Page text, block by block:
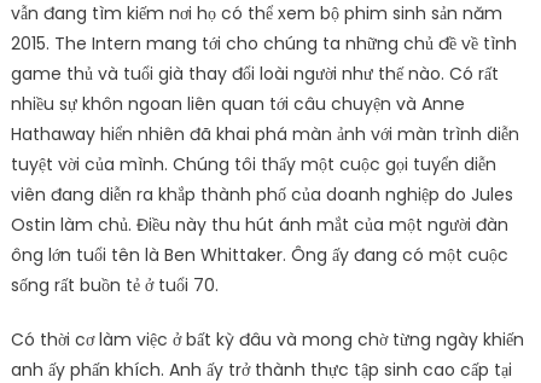
vẫn đang tìm kiếm nơi họ có thể xem bộ phim sinh sản năm
2015. The Intern mang tới cho chúng ta những chủ đề về tình
game thủ và tuổi già thay đổi loài người như thế nào. Có rất
nhiều sự khôn ngoan liên quan tới câu chuyện và Anne
Hathaway hiển nhiên đã khai phá màn ảnh với màn trình diễn
tuyệt vời của mình. Chúng tôi thấy một cuộc gọi tuyển diễn
viên đang diễn ra khắp thành phố của doanh nghiệp do Jules
Ostin làm chủ. Điều này thu hút ánh mắt của một người đàn
ông lớn tuổi tên là Ben Whittaker. Ông ấy đang có một cuộc
sống rất buồn tẻ ở tuổi 70.
Có thời cơ làm việc ở bất kỳ đâu và mong chờ từng ngày khiến
anh ấy phấn khích. Anh ấy trở thành thực tập sinh cao cấp tại